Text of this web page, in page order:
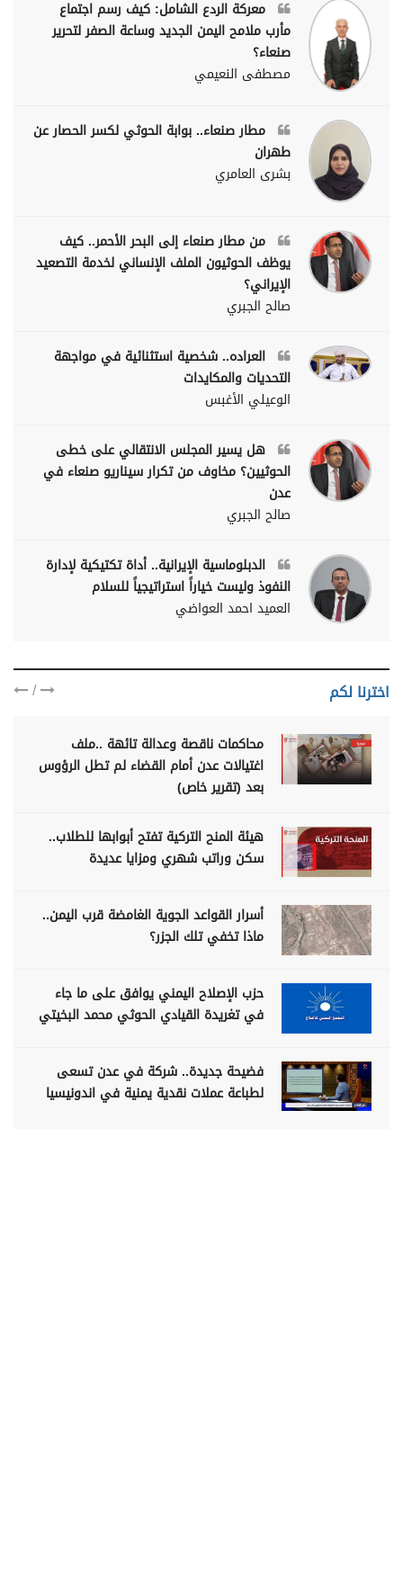
معركة الردع الشامل: كيف رسم اجتماع
مأرب ملامح اليمن الجديد وساعة الصفر لتحرير
صنعاء؟
مصطفى النعيمي
مطار صنعاء.. بوابة الحوثي لكسر الحصار عن
طهران
بشرى العامري
من مطار صنعاء إلى البحر الأحمر.. كيف
يوظف الحوثيون الملف الإنساني لخدمة التصعيد
الإيراني؟
صالح الجبري
العراده.. شخصية استثنائية في مواجهة
التحديات والمكايدات
الوعيلي الأغبس
هل يسير المجلس الانتقالي على خطى
الحوثيين؟ مخاوف من تكرار سيناريو صنعاء في
عدن
صالح الجبري
الدبلوماسية الإيرانية.. أداة تكتيكية لإدارة
النفوذ وليست خياراً استراتيجياً للسلام
العميد احمد العواضي
اخترنا لكم /
محاكمات ناقصة وعدالة تائهة ..ملف
اغتيالات عدن أمام القضاء لم تطل الرؤوس
بعد (تقرير خاص)
هيئة المنح التركية تفتح أبوابها للطلاب..
سكن وراتب شهري ومزايا عديدة
أسرار القواعد الجوية الغامضة قرب اليمن..
ماذا تخفي تلك الجزر؟
حزب الإصلاح اليمني يوافق على ما جاء
في تغريدة القيادي الحوثي محمد البخيتي
فضيحة جديدة.. شركة في عدن تسعى
لطباعة عملات نقدية يمنية في اندونيسيا